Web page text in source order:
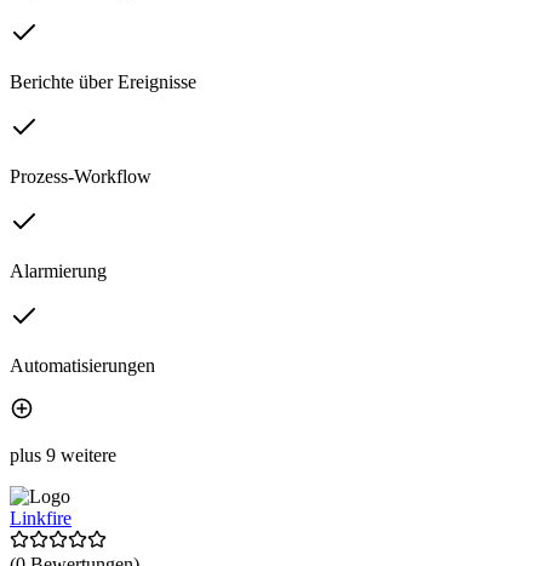
Berichte über Ereignisse
Prozess-Workflow
Alarmierung
Automatisierungen
plus 9 weitere
Linkfire